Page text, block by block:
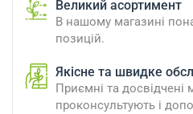
Великий асортимент
В нашому магазині
позицій.
Якісне та швидке
Приємні та досвідчені
проконсультують і